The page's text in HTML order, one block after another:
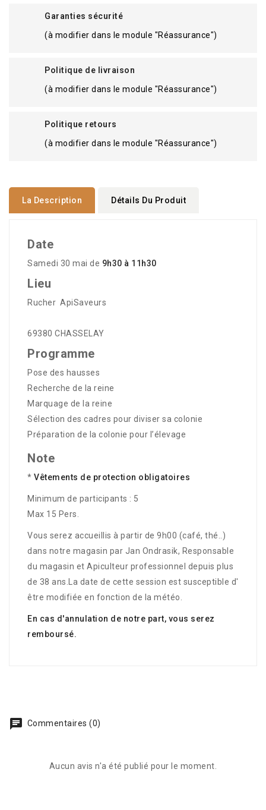
Garanties sécurité
(à modifier dans le module "Réassurance")
Politique de livraison
(à modifier dans le module "Réassurance")
Politique retours
(à modifier dans le module "Réassurance")
La Description Détails Du Produit
Date
Samedi 30 mai de 9h30 à 11h30
Lieu
Rucher ApiSaveurs
69380 CHASSELAY
Programme
Pose des hausses
Recherche de la reine
Marquage de la reine
Sélection des cadres pour diviser sa colonie
Préparation de la colonie pour l’élevage
Note
* Vêtements de protection obligatoires
Minimum de participants : 5
Max 15 Pers.
Vous serez accueillis à partir de 9h00 (café, thé..)
dans notre magasin par Jan Ondrasik, Responsable
du magasin et Apiculteur professionnel depuis plus
de 38 ans.La date de cette session est susceptible d'
être modifiée en fonction de la météo.
En cas d'annulation de notre part, vous serez
remboursé.
Commentaires (0)
Aucun avis n'a été publié pour le moment.